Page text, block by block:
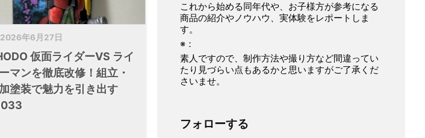
2026年6月27日
仮面ライダーVS ライ
マンを徹底改修！組立・
塗装で魅力を引き出す
これから始める同年代や、お子様方が参考になる
商品の紹介やノウハウ、実体験をレポートしま
す。
※：
素人ですので、制作方法や撮り方など間違ってい
たり見づらい点もあるかと思いますがご了承くだ
さいませ。
フォローする